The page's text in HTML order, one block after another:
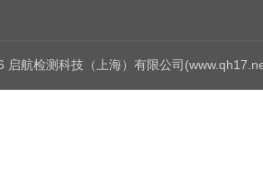
启航检测科技（上海）有限公司